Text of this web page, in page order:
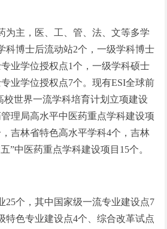
为主，医、工、管、法、文等多学
科博士后流动站2个，一级学科博士
业学位授权点1个，一级学科硕士
业学位授权点7个。现有ESI全球前
校世界一流学科培育计划立项建设
理局高水平中医药重点学科建设项
吉林省特色高水平学科4个，吉林
”中医药重点学科建设项目15个。
25个，其中国家级一流专业建设点7
特色专业建设点4个、综合改革试点